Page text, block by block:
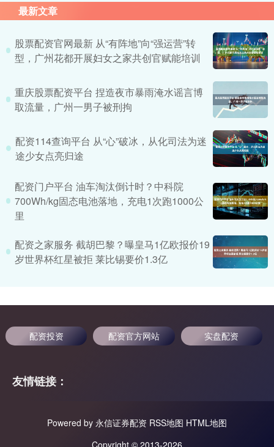
最新文章
股票配资官网最新 从“有阵地”向“强运营”转
型，广州花都开展妇女之家共创官赋能培训
重庆股票配资平台 捏造夜市暴雨淹水谣言博
取流量，广州一男子被刑拘
配资114查询平台 从“心”破冰，从化司法为迷
途少女点亮归途
配资门户平台 油车淘汰倒计时？中科院
700Wh/kg固态电池落地，充电1次跑1000公
里
配资之家服务 截胡巴黎？曝皇马1亿欧报价19
岁世界杯红星被拒 莱比锡要价1.3亿
配资投资 配资官方网站 实盘配资
友情链接：
Powered by 永信证券配资 RSS地图 HTML地图
Copyright © 2013-2026